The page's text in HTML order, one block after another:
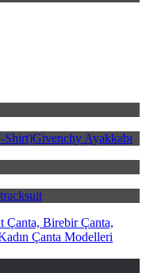
Shirt)Givenchy Ayakkabı
Birebir Çanta,